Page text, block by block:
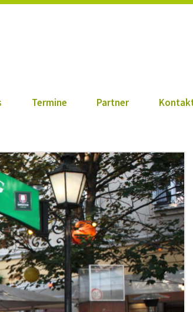
Termine Partner